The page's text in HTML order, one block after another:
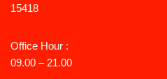
15418
Office Hour :
09.00 – 21.00